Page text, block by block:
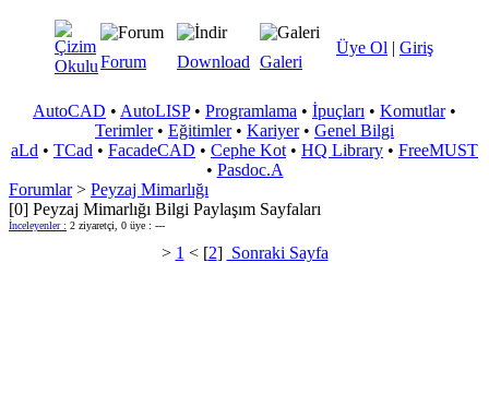
Üye Ol | Giriş
Forum Download Galeri
AutoCAD • AutoLISP• Programlama • İpuçları • Komutlar•
Terimler• Eğitimler• Kariyer• Genel Bilgi
aLd • TCad • FacadeCAD • Cephe Kot • HQ Library • FreeMUST
• Pasdoc.A
Forumlar> Peyzaj Mimarlığı
[0] Peyzaj Mimarlığı Bilgi Paylaşım Sayfaları
İnceleyenler : 2 ziyaretçi, 0 üye : ---
> 1 < [2] Sonraki Sayfa